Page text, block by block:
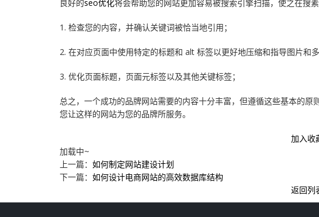
良好的seo优化将会帮助您的网站更加容易被搜索引擎扫描，使之在搜
1. 检查您的内容，并确认关键词被恰当地引用；
2. 在对应页面中使用特定的标题和 alt 标签以更好地压缩和指导图片和多
3. 优化页面标题，页面元标签以及其他关键标签；
总之，一个成功的品牌网站需要的内容十分丰富，但遵循这些基本的
您让这样的网站为您的品牌所服务。
加入收
加载中~
上一篇： 如何制定网站建设计划
下一篇： 如何设计电商网站的高效数据库结构
返回列